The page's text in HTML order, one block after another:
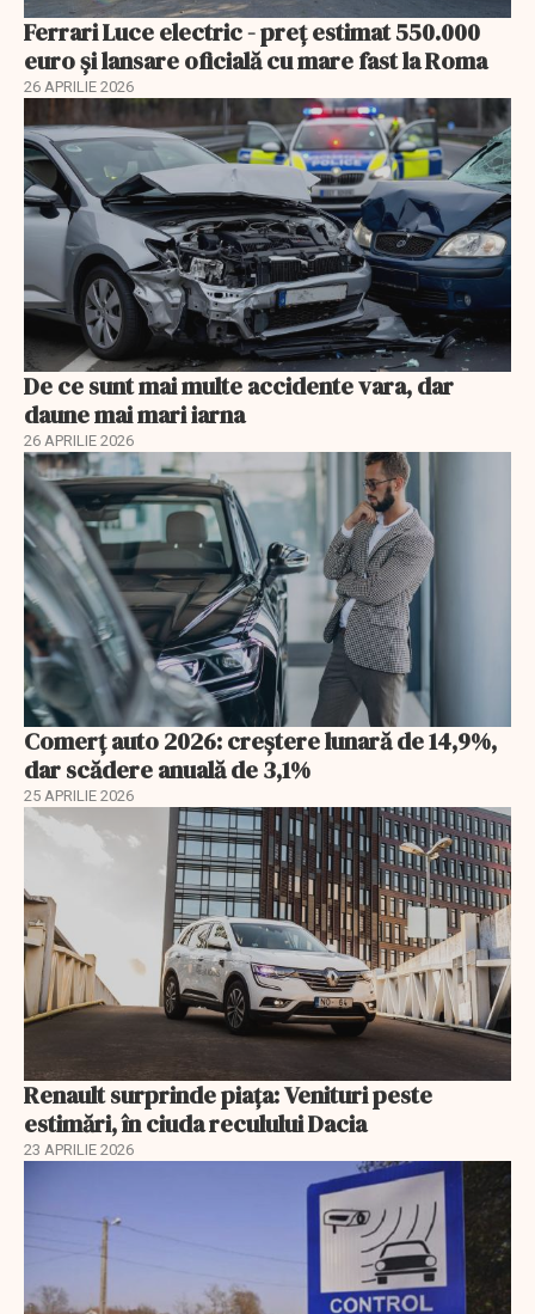
Ferrari Luce electric - preț estimat 550.000
euro și lansare oficială cu mare fast la Roma
26 APRILIE 2026
De ce sunt mai multe accidente vara, dar
daune mai mari iarna
26 APRILIE 2026
Comerț auto 2026: creștere lunară de 14,9%,
dar scădere anuală de 3,1%
25 APRILIE 2026
Renault surprinde piața: Venituri peste
estimări, în ciuda reculului Dacia
23 APRILIE 2026